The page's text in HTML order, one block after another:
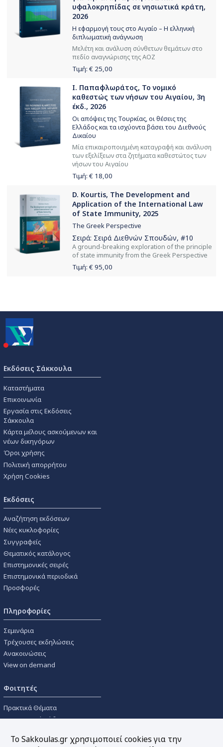
υφαλοκρηπίδας σε νησιωτικά κράτη,
2026
Η εφαρμογή τους στο Αιγαίο – Η ελληνική
διπλωματική ανάγνωση
Μελέτη και ανάλυση σύνθετων θεμάτων στο
πεδίο αναγνώρισης της ΑΟΖ
Τιμή: € 25,00
Ι. Παπαφλωράτος, Το νομικό
καθεστώς των νήσων του Αιγαίου, 3η
έκδ., 2026
Οι απόψεις της Τουρκίας, οι θέσεις της
Ελλάδος και τα ισχύοντα βάσει του Διεθνούς
Δικαίου
Μία επικαιροποιημένη καταγραφή και ανάλυση
των εξελίξεων στα ζητήματα καθεστώτος των
νήσων του Αιγαίου
Τιμή: € 18,00
D. Kourtis, The Development and
Application of the International Law
of State Immunity, 2025
The Greek Perspective
Σειρά: Σειρά Διεθνών Σπουδών, #10
Α ground-breaking exploration of the principle
of state immunity from the Greek Perspective
Τιμή: € 95,00
Εκδόσεις Σάκκουλα
Καταστήματα
Επικοινωνία
Εργασία στις Εκδόσεις
Σάκκουλα
Κάρτα μέλους ασκούμενων και
νέων δικηγόρων
Όροι χρήσης
Πολιτική απορρήτου
Χρήση Cookies
Εκδόσεις
Αναζήτηση εκδόσεων
Νέες κυκλοφορίες
Συγγραφείς
Θεματικός κατάλογος
Επιστημονικές σειρές
Επιστημονικά περιοδικά
Προσφορές
Πληροφορίες
Σεμινάρια
Τρέχουσες εκδηλώσεις
Ανακοινώσεις
View on demand
Φοιτητές
Πρακτικά Θέματα
Οικονομικοί Κώδικες
Συγγραμμάτων
Το Sakkoulas.gr χρησιμοποιεί cookies για την